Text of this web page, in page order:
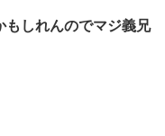
もしれんのでマジ義兄